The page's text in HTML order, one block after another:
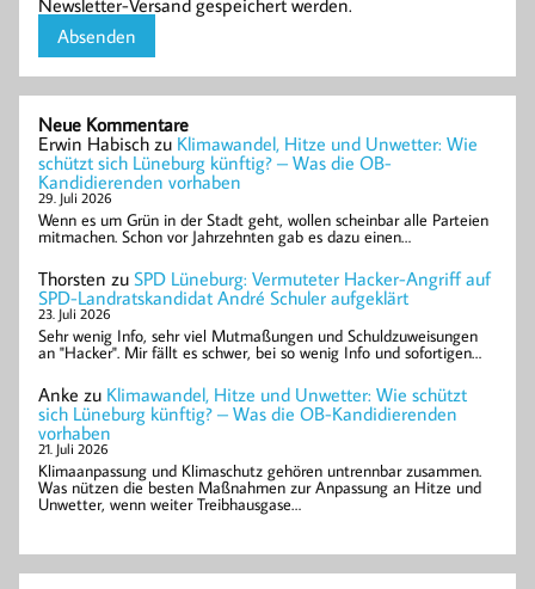
Newsletter-Versand gespeichert werden.
Neue Kommentare
Erwin Habisch zu Klimawandel, Hitze und Unwetter: Wie
schützt sich Lüneburg künftig? – Was die OB-
Kandidierenden vorhaben
29. Juli 2026
Wenn es um Grün in der Stadt geht, wollen scheinbar alle Parteien
mitmachen. Schon vor Jahrzehnten gab es dazu einen…
Thorsten zu SPD Lüneburg: Vermuteter Hacker-Angriff auf
SPD-Landratskandidat André Schuler aufgeklärt
23. Juli 2026
Sehr wenig Info, sehr viel Mutmaßungen und Schuldzuweisungen
an "Hacker". Mir fällt es schwer, bei so wenig Info und sofortigen…
Anke zu Klimawandel, Hitze und Unwetter: Wie schützt
sich Lüneburg künftig? – Was die OB-Kandidierenden
vorhaben
21. Juli 2026
Klimaanpassung und Klimaschutz gehören untrennbar zusammen.
Was nützen die besten Maßnahmen zur Anpassung an Hitze und
Unwetter, wenn weiter Treibhausgase…